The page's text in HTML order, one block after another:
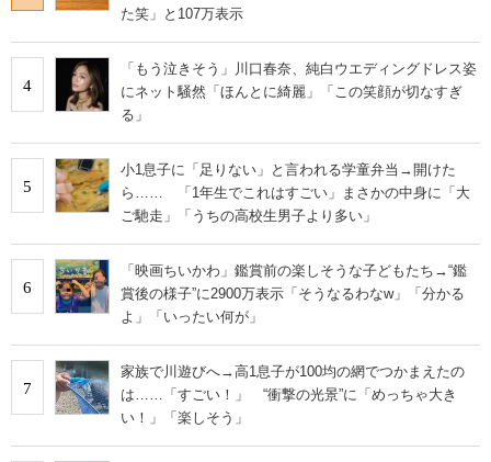
た笑」と107万表示
4
「もう泣きそう」川口春奈、純白ウエディングドレス姿
にネット騒然「ほんとに綺麗」「この笑顔が切なすぎ
る」
5
小1息子に「足りない」と言われる学童弁当→開けた
ら…… 「1年生でこれはすごい」まさかの中身に「大
ご馳走」「うちの高校生男子より多い」
6
「映画ちいかわ」鑑賞前の楽しそうな子どもたち→“鑑
賞後の様子”に2900万表示「そうなるわなw」「分かる
よ」「いったい何が」
7
家族で川遊びへ→高1息子が100均の網でつかまえたの
は……「すごい！」 “衝撃の光景”に「めっちゃ大き
い！」「楽しそう」